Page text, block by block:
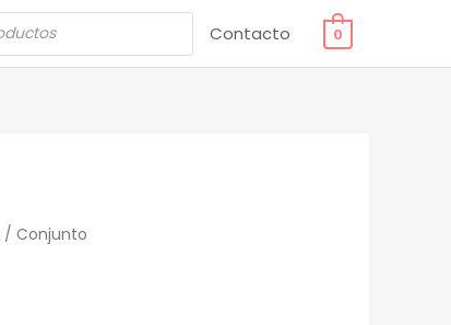
Contacto 0
/ Conjunto